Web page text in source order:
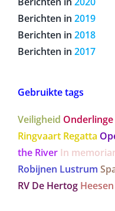
Berichten in 2019
Berichten in 2018
Berichten in 2017
Gebruikte tags
Veiligheid Onderlinge
Ringvaart Regatta
the River In
Robijnen Lustrum
RV De Hertog